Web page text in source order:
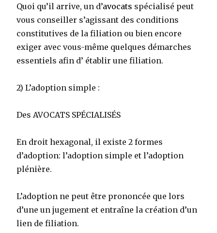
Quoi qu’il arrive, un d’avocats spécialisé peut
vous conseiller s’agissant des conditions
constitutives de la filiation ou bien encore
exiger avec vous-même quelques démarches
essentiels afin d’ établir une filiation.
2) L’adoption simple :
Des AVOCATS SPÉCIALISÉS
En droit hexagonal, il existe 2 formes
d’adoption: l’adoption simple et l’adoption
plénière.
L’adoption ne peut être prononcée que lors
d’une un jugement et entraîne la création d’un
lien de filiation.